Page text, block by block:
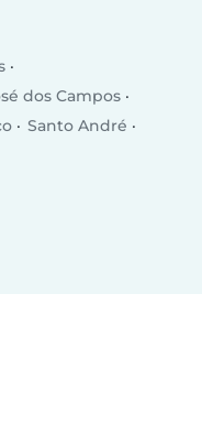
dos Campos
Santo André